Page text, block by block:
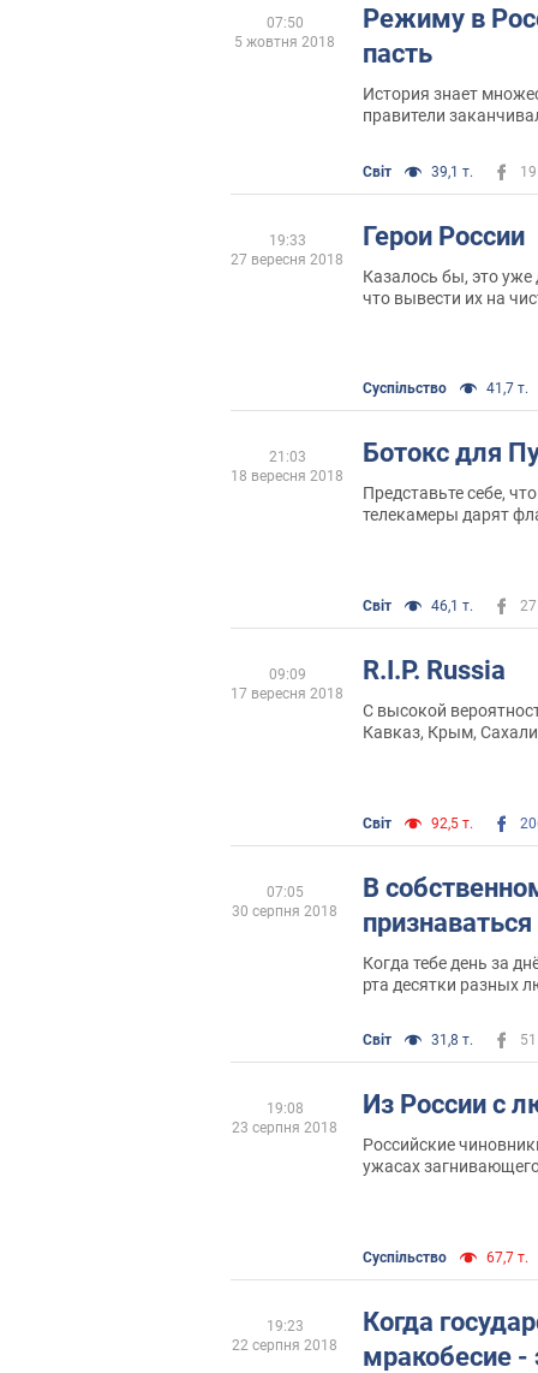
Режиму в
пасть
История знает
правители
обратный путь и
Світ 39,1 т. 19
07:50
5 жовтня 2018
Герои России
Казалось бы, это уже
что вывести их на
паспорта в одном
номерами чуть ли не
Суспільство 41,7 т.
19:33
27 вересня 2018
Ботокс для
Представьте себе,
телекамеры дарят
экономический
Лукашенко) и в ходе
картошки, бутылку
Світ 46,1 т. 27
21:03
18 вересня 2018
R.I.P. Russia
С высокой
Кавказ, Крым,
народной милиции из
Світ 92,5 т.
09:09
17 вересня 2018
В
Когда тебе день за
рта десятки разных
про русский мир,
распятых мальчиков
оболваненными,
не высовываться, не
идти против друзей и
Світ 31,8 т. 51
07:05
30 серпня 2018
Из России с
Российские
ужасах
Суспільство 67,7 т.
19:08
23 серпня 2018
Когда
мракобесие -
19:23
22 серпня 2018